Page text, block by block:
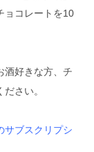
ョコレートを10
酒好きな方、チ
さい。
サブスクリプシ